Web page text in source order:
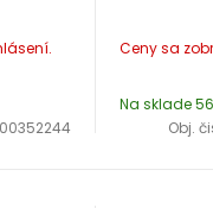
Na sklade 56
Obj.